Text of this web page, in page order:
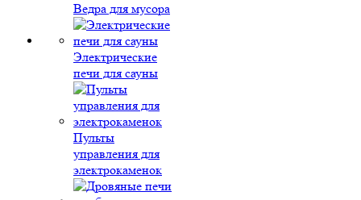
Ведра для мусора
Электрические
печи для сауны
Пульты
управления для
электрокаменок